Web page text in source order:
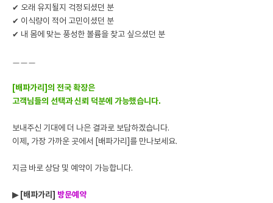
✔ 오래 유지될지 걱정되셨던 분
✔ 이식량이 적어 고민이셨던 분
✔ 내 몸에 맞는 풍성한 볼륨을 찾고 싶으셨던 분
ㅡㅡㅡ
[배파가리]의 전국 확장은
고객님들의 선택과 신뢰 덕분에 가능했습니다.
보내주신 기대에 더 나은 결과로 보답하겠습니다.
이제, 가장 가까운 곳에서 [배파가리]를 만나보세요.
지금 바로 상담 및 예약이 가능합니다.
▶ [배파가리] 방문예약